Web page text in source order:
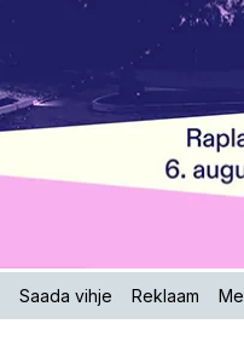
Saada vihje Reklaam